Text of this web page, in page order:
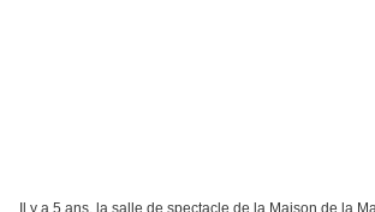
Il y a 5 ans, la salle de spectacle de la Maison de la